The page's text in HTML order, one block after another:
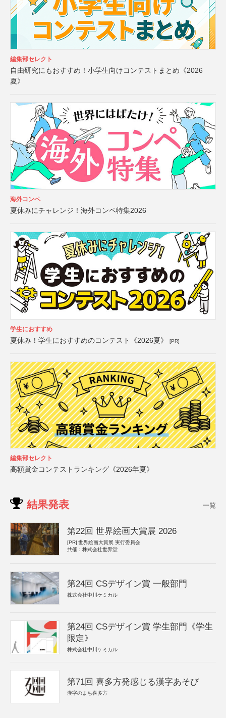
編集部セレクト
自由研究にもおすすめ！小学生向けコンテストまとめ《2026
夏》
海外コンペ
夏休みにチャレンジ！海外コンペ特集2026
学生におすすめ
夏休み！学生におすすめのコンテスト《2026夏》 [PR]
編集部セレクト
高額賞金コンテストランキング《2026年夏》
結果発表 一覧
第22回 世界絵画大賞展 2026
[PR] 世界絵画大賞展 実行委員会
共催：株式会社世界堂
第24回 CSデザイン賞 一般部門
株式会社中川ケミカル
第24回 CSデザイン賞 学生部門《学生
限定》
株式会社中川ケミカル
第71回 喜多方発感じる漢字あそび
漢字のまち喜多方